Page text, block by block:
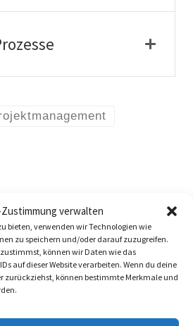
verwalten
bieten, verwenden wir Technologien wie
zu speichern und/oder darauf zuzugreifen.
können wir Daten wie das
auf dieser Website verarbeiten. Wenn du deine
zurückziehst, können bestimmte Merkmale und
DIR AUCH